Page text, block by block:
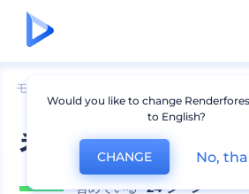
モックアップ
香水瓶モック
含めている 24 シーン
Would you like to change
to English?
CHANGE No,